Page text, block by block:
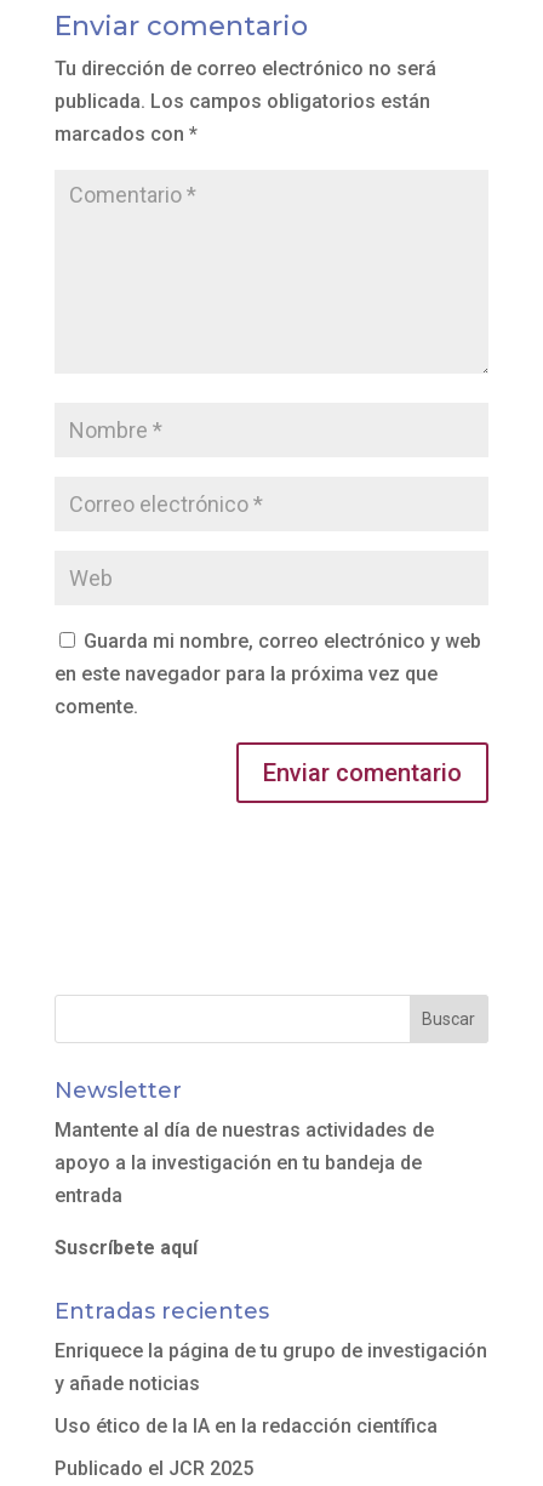
Enviar comentario
Tu dirección de correo electrónico no será
publicada. Los campos obligatorios están
marcados con *
Guarda mi nombre, correo electrónico y web
en este navegador para la próxima vez que
comente.
Newsletter
Mantente al día de nuestras actividades de
apoyo a la investigación en tu bandeja de
entrada
Suscríbete aquí
Entradas recientes
Enriquece la página de tu grupo de investigación
y añade noticias
Uso ético de la IA en la redacción científica
Publicado el JCR 2025